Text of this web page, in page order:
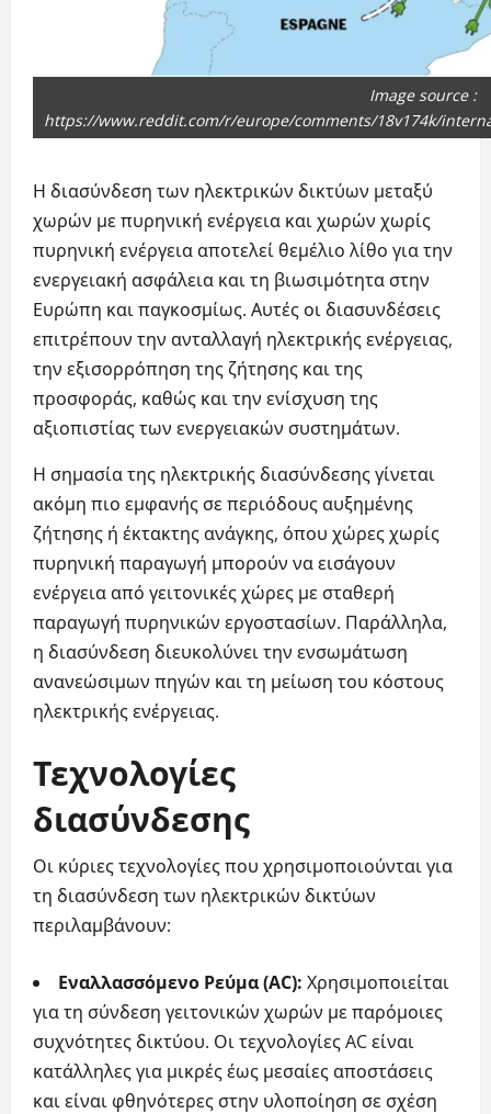
Image source :
https://www.reddit.com/r/europe/comments/18v174k/
Η διασύνδεση των ηλεκτρικών δικτύων μεταξύ
χωρών με πυρηνική ενέργεια και χωρών χωρίς
πυρηνική ενέργεια αποτελεί θεμέλιο λίθο για την
ενεργειακή ασφάλεια και τη βιωσιμότητα στην
Ευρώπη και παγκοσμίως. Αυτές οι διασυνδέσεις
επιτρέπουν την ανταλλαγή ηλεκτρικής ενέργειας,
την εξισορρόπηση της ζήτησης και της
προσφοράς, καθώς και την ενίσχυση της
αξιοπιστίας των ενεργειακών συστημάτων.
Η σημασία της ηλεκτρικής διασύνδεσης γίνεται
ακόμη πιο εμφανής σε περιόδους αυξημένης
ζήτησης ή έκτακτης ανάγκης, όπου χώρες χωρίς
πυρηνική παραγωγή μπορούν να εισάγουν
ενέργεια από γειτονικές χώρες με σταθερή
παραγωγή πυρηνικών εργοστασίων. Παράλληλα,
η διασύνδεση διευκολύνει την ενσωμάτωση
ανανεώσιμων πηγών και τη μείωση του κόστους
ηλεκτρικής ενέργειας.
Τεχνολογίες
διασύνδεσης
Οι κύριες τεχνολογίες που χρησιμοποιούνται για
τη διασύνδεση των ηλεκτρικών δικτύων
περιλαμβάνουν:
Εναλλασσόμενο Ρεύμα (AC): Χρησιμοποιείται
για τη σύνδεση γειτονικών χωρών με παρόμοιες
συχνότητες δικτύου. Οι τεχνολογίες AC είναι
κατάλληλες για μικρές έως μεσαίες αποστάσεις
και είναι φθηνότερες στην υλοποίηση σε σχέση